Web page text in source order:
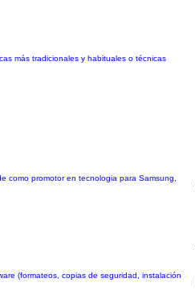
más tradicionales y habituales o técnicas
como promotor en tecnologia para Samsung,
(formateos, copias de seguridad, instalación